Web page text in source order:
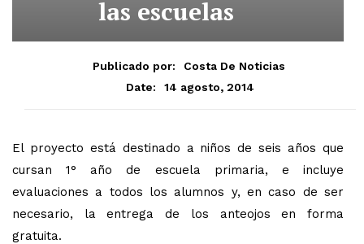
las escuelas
Publicado por:
Costa De Noticias
Date:
14 agosto, 2014
El proyecto está destinado a niños de seis años que
cursan 1° año de escuela primaria, e incluye
evaluaciones a todos los alumnos y, en caso de ser
necesario, la entrega de los anteojos en forma
gratuita.